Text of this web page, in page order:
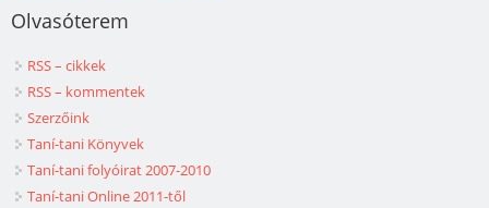
Olvasóterem
RSS – cikkek
RSS – kommentek
Szerzőink
Taní-tani Könyvek
Taní-tani folyóirat 2007-2010
Taní-tani Online 2011-től